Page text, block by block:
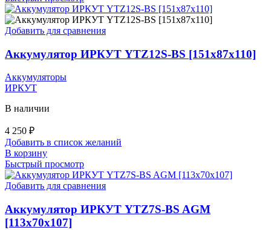
Добавить для сравнения
Аккумулятор ИРКУТ YTZ12S-BS [151х87х110]
Аккумуляторы
ИРКУТ
В наличии
4 250 ₽
Добавить в список желаний
В корзину
Быстрый просмотр
Добавить для сравнения
Аккумулятор ИРКУТ YTZ7S-BS AGM
[113х70х107]